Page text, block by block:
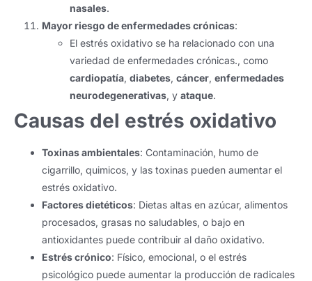
nasales.
Mayor riesgo de enfermedades crónicas:
El estrés oxidativo se ha relacionado con una
variedad de enfermedades crónicas., como
cardiopatía, diabetes, cáncer, enfermedades
neurodegenerativas, y ataque.
Causas del estrés oxidativo
Toxinas ambientales: Contaminación, humo de
cigarrillo, quimicos, y las toxinas pueden aumentar el
estrés oxidativo.
Factores dietéticos: Dietas altas en azúcar, alimentos
procesados, grasas no saludables, o bajo en
antioxidantes puede contribuir al daño oxidativo.
Estrés crónico: Físico, emocional, o el estrés
psicológico puede aumentar la producción de radicales